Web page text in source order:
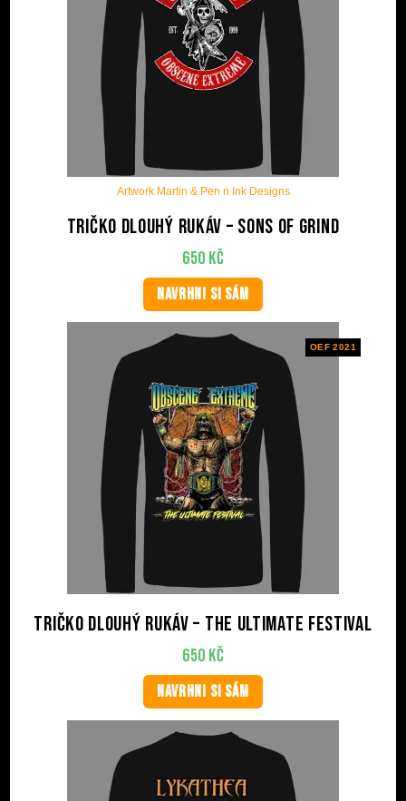
Artwork Martin & Pen n Ink Designs
Tričko dlouhý rukáv – Sons Of Grind
650 Kč
NAVRHNI SI SÁM
OEF 2021
Tričko dlouhý rukáv – The Ultimate Festival
650 Kč
NAVRHNI SI SÁM